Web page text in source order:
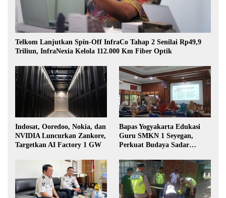
Telkom Lanjutkan Spin-Off InfraCo Tahap 2 Senilai Rp49,9
Triliun, InfraNexia Kelola 112.000 Km Fiber Optik
Indosat, Ooredoo, Nokia, dan
NVIDIA Luncurkan Zankore,
Targetkan AI Factory 1 GW
Bapas Yogyakarta Edukasi
Guru SMKN 1 Seyegan,
Perkuat Budaya Sadar